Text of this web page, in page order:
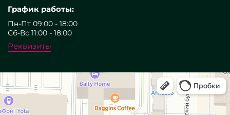
График работы:
Пн-Пт 09:00 - 18:00
Сб-Вс 11:00 - 18:00
Реквизиты